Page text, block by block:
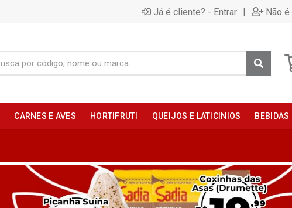
Já é cliente? - Entrar | Não
CARNES E AVES HORTIFRUTI QUEIJOS E LATICINIOS BEBIDAS